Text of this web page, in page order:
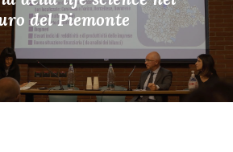
del Piemonte